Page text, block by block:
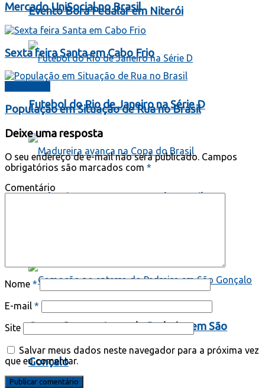
Evento Bora Pedalar em Niterói
Futebol do Rio de Janeiro na Série D
Madureira avança na Copa do Brasil
Comoção no enterro do Pedreiro em São
Gonçalo
Mercado UniSocial no Brasil
Sexta feira Santa em Cabo Frio
População em Situação de Rua no Brasil
Deixe uma resposta
O seu endereço de e-mail não será publicado. Campos
obrigatórios são marcados com *
Comentário
Nome *
E-mail *
Site
Salvar meus dados neste navegador para a próxima vez
que eu comentar.